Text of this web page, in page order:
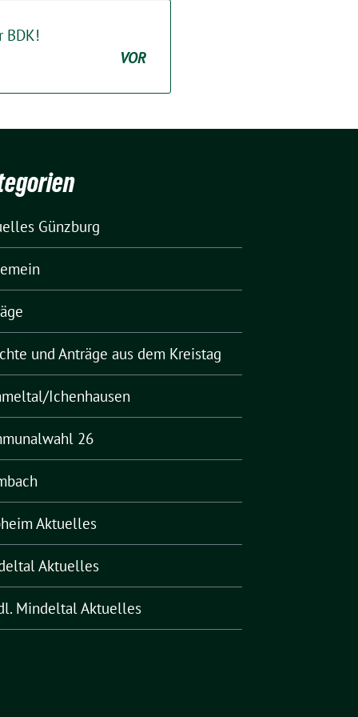
BDK!
VOR
Günzburg
und Anträge aus dem Kreistag
Ichenhausen
26
Aktuelles
Aktuelles
Mindeltal Aktuelles